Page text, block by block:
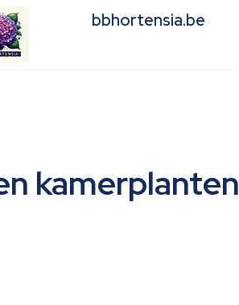
bbhortensia.be
kamerplanten